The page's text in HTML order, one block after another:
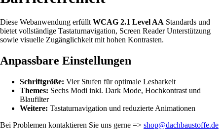
Diese Webanwendung erfüllt WCAG 2.1 Level AA Standards und
bietet vollständige Tastaturnavigation, Screen Reader Unterstützung
sowie visuelle Zugänglichkeit mit hohen Kontrasten.
Anpassbare Einstellungen
Schriftgröße: Vier Stufen für optimale Lesbarkeit
Themes: Sechs Modi inkl. Dark Mode, Hochkontrast und
Blaufilter
Weitere: Tastaturnavigation und reduzierte Animationen
Bei Problemen kontaktieren Sie uns gerne => shop@dachbaustoffe.de